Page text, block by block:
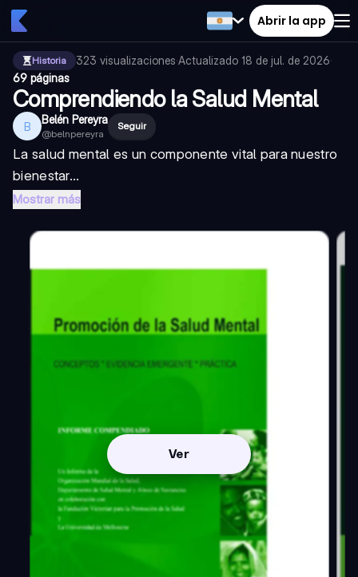
Abrir la app
Historia 323 visualizaciones·Actualizado 18 de jul. de 2026·
69 páginas
Comprendiendo la Salud Mental
B Belén Pereyra
@belnpereyra
Seguir
La salud mental es un componente vital para nuestro
bienestar...
Mostrar más
Ver